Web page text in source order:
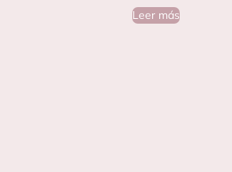
Leer más